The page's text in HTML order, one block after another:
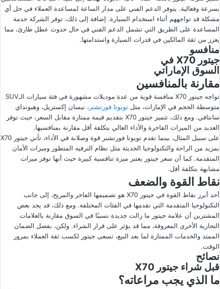
بسرعة وفعالية. يتوفر الدعم الفني على مدار الساعة لمساعدة العملاء في حل أي
مشكلة قد تواجههم أثناء استخدام السيارة. إضافة إلى ذلك، توفر الشركة خدمة
المساعدة على الطريق التي تشمل الدعم الفني في حال حدوث عطل طارئ، مما
يعزز من ثقة المالكين في قدرات السيارة واستدامتها.
منافسو
جيتور X70 في
السوق الإماراتي
مقارنة بالمنافسين
تواجه جيتور X70 منافسة قوية من عدة موديلات مشهورة في فئة سيارات الـSUV
متوسطة الحجم في الإمارات، مثل تويوتا فورتشنر ، نيسان إكستريل، وهيونداي
سانتافي. ومع ذلك، تتميز جيتور X70 بتقديم قيمة ممتازة مقابل السعر، حيث توفر
العديد من الميزات الفاخرة والأداء العالي بتكلفة أقل مقارنة بمنافسيها.
على سبيل المثال، بينما تقدم تويوتا فورتشنر قوة وصلابة في الأداء، تأتي جيتور X70
بمزيد من الراحة والتكنولوجيا الحديثة مثل نظام الترفيه المتطور وميزات الأمان
المتقدمة. كما أن سعر جيتور يعتبر ميزة تنافسية كبيرة حيث أنها توفر ميزات
مشابهة بتكلفة أقل.
نقاط القوة والضعف
أحد أبرز نقاط القوة في جيتور X70 هو تصميمها الفاخر والمريح، إلى جانب
التكنولوجيا المتقدمة التي تقدمها في الفئات المختلفة. ومع ذلك، قد يجد بعض
المشترين أن علامة جيتور ما زالت جديدة نسبيًا في السوق مقارنة بالعلامات
التجارية الأخرى المعروفة، مما قد يؤثر على قرار الشراء. ولكن، بفضل الضمان
الممتد والخدمات الممتازة لما بعد البيع، تسعى جيتور لكسب ثقة العملاء بمرور
الوقت.
نصائح
قبل شراء جيتور X70
ما الذي يجب مراعاته؟